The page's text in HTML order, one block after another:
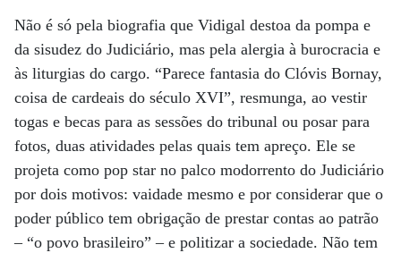
Não é só pela biografia que Vidigal destoa da pompa e
da sisudez do Judiciário, mas pela alergia à burocracia e
às liturgias do cargo. “Parece fantasia do Clóvis Bornay,
coisa de cardeais do século XVI”, resmunga, ao vestir
togas e becas para as sessões do tribunal ou posar para
fotos, duas atividades pelas quais tem apreço. Ele se
projeta como pop star no palco modorrento do Judiciário
por dois motivos: vaidade mesmo e por considerar que o
poder público tem obrigação de prestar contas ao patrão
– “o povo brasileiro” – e politizar a sociedade. Não tem